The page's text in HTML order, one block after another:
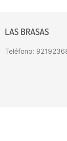
LAS BRASAS
Teléfono: